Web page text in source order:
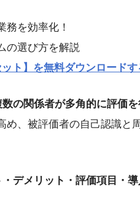
務を効率化！
の選び方を解説
ト】を無料ダウンロードす
の関係者が多角的に評価
め、被評価者の自己認識と
デメリット・評価項目・